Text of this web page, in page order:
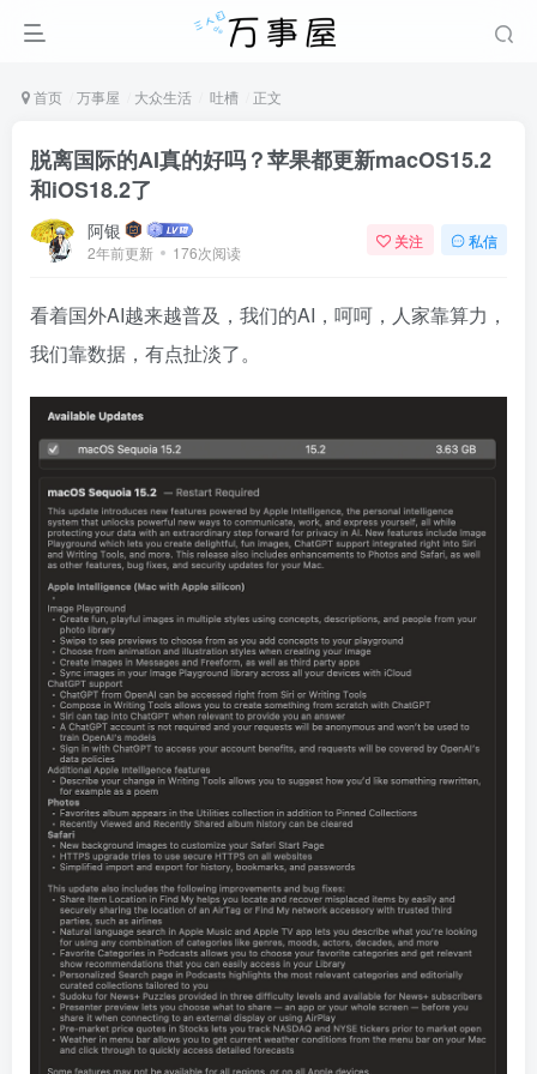
首页 万事屋 大众生活 吐槽 正文
脱离国际的AI真的好吗？苹果都更新macOS15.2
和iOS18.2了
阿银
2年前更新 176次阅读
关注 私信
看着国外AI越来越普及，我们的AI，呵呵，人家靠算力，
我们靠数据，有点扯淡了。